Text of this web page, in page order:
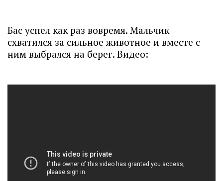
Бас успел как раз вовремя. Мальчик
схватился за сильное животное и вместе с
ним выбрался на берег. Видео: